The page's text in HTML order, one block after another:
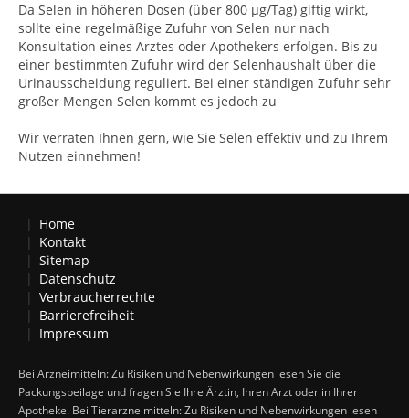
Da Selen in höheren Dosen (über 800 µg/Tag) giftig wirkt,
sollte eine regelmäßige Zufuhr von Selen nur nach
Konsultation eines Arztes oder Apothekers erfolgen. Bis zu
einer bestimmten Zufuhr wird der Selenhaushalt über die
Urinausscheidung reguliert. Bei einer ständigen Zufuhr sehr
großer Mengen Selen kommt es jedoch zu
Wir verraten Ihnen gern, wie Sie Selen effektiv und zu Ihrem
Nutzen einnehmen!
Home
Kontakt
Sitemap
Datenschutz
Verbraucherrechte
Barrierefreiheit
Impressum
Bei Arzneimitteln: Zu Risiken und Nebenwirkungen lesen Sie die
Packungsbeilage und fragen Sie Ihre Ärztin, Ihren Arzt oder in Ihrer
Apotheke. Bei Tierarzneimitteln: Zu Risiken und Nebenwirkungen lesen